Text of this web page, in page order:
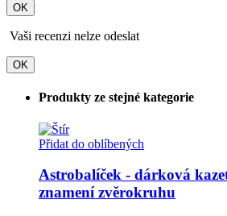
OK
Vaši recenzi nelze odeslat
OK
Produkty ze stejné kategorie
Přidat do oblíbených
Astrobalíček - dárková
znamení zvěrokruhu